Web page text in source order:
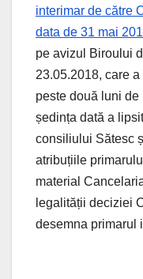
interimar de către
data de 31 mai
pe avizul Biroului
23.05.2018, care
peste două luni
ședința dată a
consiliului Sătesc
atribuțiile
material
legalității deciziei
desemna primarul